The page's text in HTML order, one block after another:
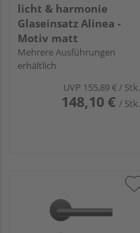
licht & harmonie
Glaseinsatz Alinea -
Motiv matt
Mehrere Ausführungen
erhältlich
UVP 155,89 €/ Stk.
148,10 € / Stk.